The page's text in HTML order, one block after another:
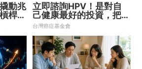
動兆
桿5
立即諮詢HPV！是對自
己健康最好的投資，把握
現在不嫌晚！
台灣癌症基金會